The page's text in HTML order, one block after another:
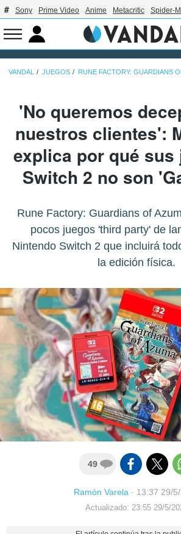
Sony Prime Video Anime Metacritic Spider-
VANDAL JUEGOS RUNE FACTORY: GUARDIANS
'No queremos
nuestros clientes':
explica por qué sus
Switch 2 no son
Rune Factory: Guardians of
pocos juegos 'third party' de
Nintendo Switch 2 que incluirá
la edición física.
49
Ramón Varela· 13:37 29/
Actualizado: 23:55 29/5/